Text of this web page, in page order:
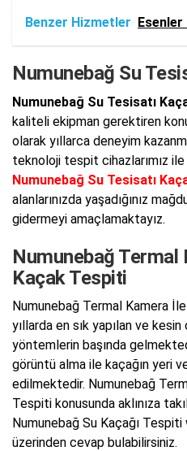
Benzer Hizmetler Esenler
Numunebağ Su
Numunebağ Su Tesisatı
kaliteli ekipman gerektiren
olarak yıllarca deneyim
teknoloji tespit cihazlarımız
Numunebağ Su Tesisatı
alanlarınızda yaşadığınız
gidermeyi amaçlamaktayız.
Numunebağ Termal
Kaçak Tespiti
Numunebağ Termal Kamera
yıllarda en sık yapılan ve
yöntemlerin başında
görüntü alma ile kaçağın yeri
edilmektedir. Numunebağ
Tespiti konusunda aklınıza
Numunebağ Su Kaçağı
üzerinden cevap bulabilirsiniz.